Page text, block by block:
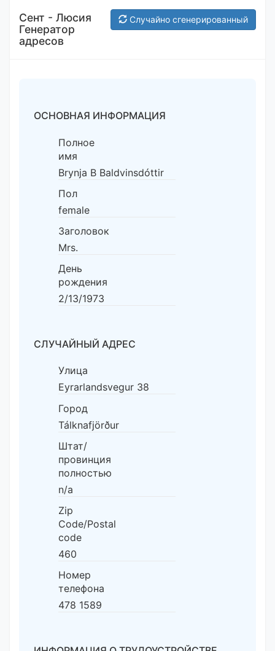
Случайно сгенерированный
Сент - Люсия
Генератор
адресов
ОСНОВНАЯ ИНФОРМАЦИЯ
Полное
имя
Brynja B Baldvinsdóttir
Пол
female
Заголовок
Mrs.
День
рождения
2/13/1973
СЛУЧАЙНЫЙ АДРЕС
Улица
Eyrarlandsvegur 38
Город
Tálknafjörður
Штат/
провинция
полностью
n/a
Zip
Code/Postal
code
460
Номер
телефона
478 1589